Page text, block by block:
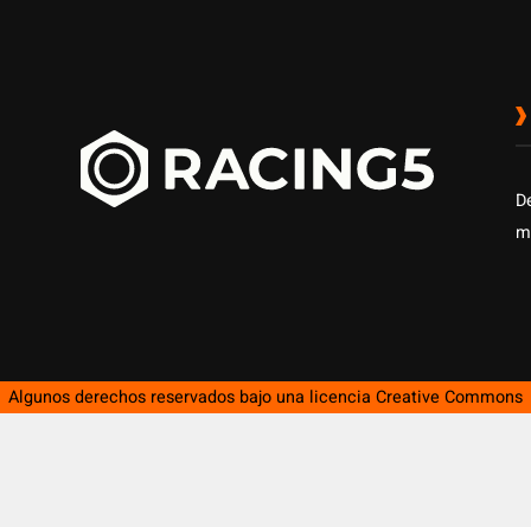
Algunos derechos reservados bajo una licencia Creative Commons